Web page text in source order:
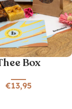
Box
€13,95